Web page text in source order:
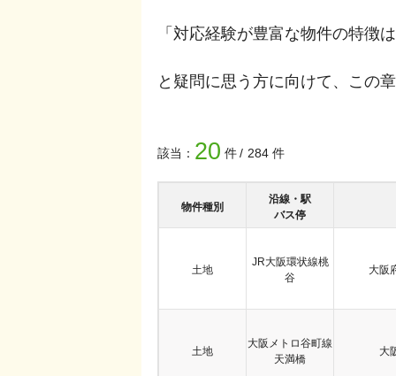
「対応経験が豊富な物件の特徴
と疑問に思う方に向けて、この
該当： 20 件 284 件
物件種別
沿線・駅
バス停
土地
JR大阪環状線桃
谷
大阪
土地
大阪メトロ谷町線
天満橋
大